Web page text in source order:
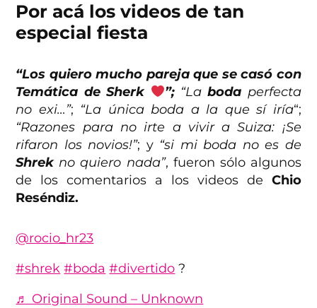
Por acá los videos de tan
especial fiesta
“Los quiero mucho pareja que se casó con
Temática de Sherk
”; “La boda perfecta
no exi…”; “La única boda a la que sí iría“;
“Razones para no irte a vivir a Suiza: ¡Se
rifaron los novios!”; y “si mi boda no es de
Shrekno quiero nada”, fueron sólo algunos
de los comentarios a los videos de Chio
Reséndiz.
@rocio_hr23
#shrek #boda #divertido ?
♬ Original Sound – Unknown